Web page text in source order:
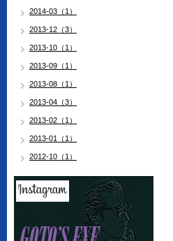
2014-03（1）
2013-12（3）
2013-10（1）
2013-09（1）
2013-08（1）
2013-04（3）
2013-02（1）
2013-01（1）
2012-10（1）